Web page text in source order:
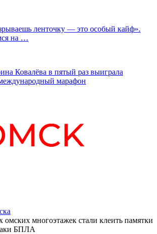
ленточку — это особый кайф».
на …
Ковалёва в пятый раз выиграла
марафон
омских многоэтажек стали клеить памятки
БПЛА